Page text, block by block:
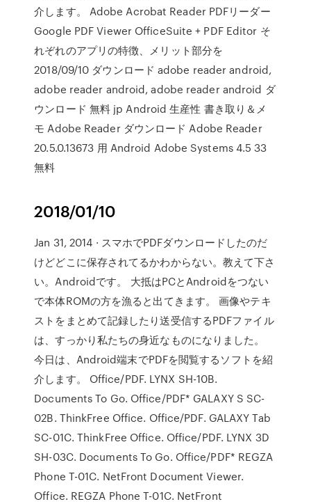
介します。 Adobe Acrobat Reader PDFリーダー
Google PDF Viewer OfficeSuite + PDF Editor そ
れぞれのアプリの特徴、メリット部分を
2018/09/10 ダウンロード adobe reader android,
adobe reader android, adobe reader android ダ
ウンロード 無料 jp Android 生産性 書き取り＆メ
モ Adobe Reader ダウンロード Adobe Reader
20.5.0.13673 用 Android Adobe Systems 4.5 33
無料
2018/01/10
Jan 31, 2014 · スマホでPDFダウンロードしたのだ
けどどこに保存されてるかわからない。教えて下さ
い。Androidです。 大抵はPCとAndroidをつない
で本体ROMの方を漁ると出てきます。 画像やテキ
ストをまとめて記録したり送受信するPDFファイル
は、すっかり私たちの身近なものになりました。
今日は、Android端末でPDFを閲覧するソフトを紹
介します。 Office/PDF. LYNX SH-10B.
Documents To Go. Office/PDF* GALAXY S SC-
02B. ThinkFree Office. Office/PDF. GALAXY Tab
SC-01C. ThinkFree Office. Office/PDF. LYNX 3D
SH-03C. Documents To Go. Office/PDF* REGZA
Phone T-01C. NetFront Document Viewer.
Office. REGZA Phone T-01C. NetFront